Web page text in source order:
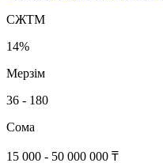
СЖТМ
14%
Мерзім
36 - 180
Сома
15 000 - 50 000 000 ₸